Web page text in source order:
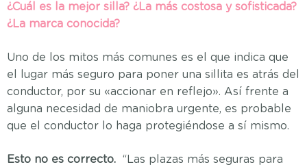
¿Cuál es la mejor silla? ¿La más costosa y sofisticada?
¿La marca conocida?
Uno de los mitos más comunes es el que indica que
el lugar más seguro para poner una sillita es atrás del
conductor, por su «accionar en reflejo». Así frente a
alguna necesidad de maniobra urgente, es probable
que el conductor lo haga protegiéndose a sí mismo.
Esto no es correcto. “Las plazas más seguras para